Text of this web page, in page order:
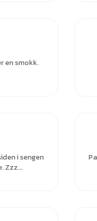
en smokk.
i sengen
Zzz...